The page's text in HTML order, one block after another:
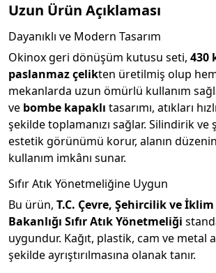
Uzun Ürün Açıklaması
Dayanıklı ve Modern Tasarım
Okinox geri dönüşüm kutusu seti, 430
paslanmaz çelikten üretilmiş olup
mekanlarda uzun ömürlü kullanım
ve bombe kapaklı tasarımı, atıkları
şekilde toplamanızı sağlar. Silindirik ve
estetik görünümü korur, alanın
kullanım imkânı sunar.
Sıfır Atık Yönetmeliğine Uygun
Bu ürün, T.C. Çevre, Şehircilik ve
Bakanlığı Sıfır Atık Yönetmeliği
uygundur. Kağıt, plastik, cam ve metal
şekilde ayrıştırılmasına olanak tanır.